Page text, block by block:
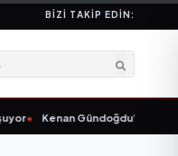
BIZI TAKIP EDIN:
Kenan Gündoğdu’dan Yeni